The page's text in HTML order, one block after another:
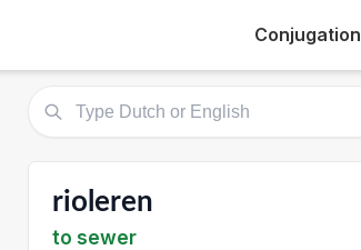
Conjugation
rioleren
to sewer